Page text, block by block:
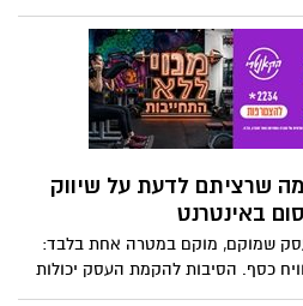
לנו.
שרציתם לדעת על שיווק
באינטרנט
שמוקם, מוקם במטרה אחת בלבד:
כסף. הסיבות להקמת העסק יכולות
מגוונות, ולכלול למשל את האהבה של